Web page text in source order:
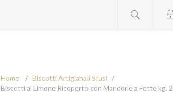
Home / Biscotti Artigianali Sfusi /
Biscotti al Limone Ricoperto con Mandorle a Fette kg. 2